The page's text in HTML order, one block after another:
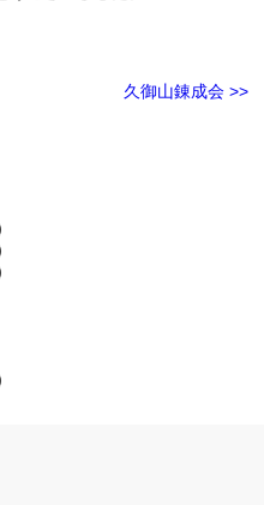
久御山錬成会 >>